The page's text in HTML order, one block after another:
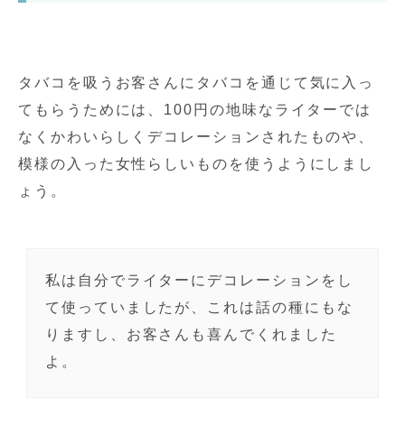
タバコを吸うお客さんにタバコを通じて気に入っ
てもらうためには、100円の地味なライターでは
なくかわいらしくデコレーションされたものや、
模様の入った女性らしいものを使うようにしまし
ょう。
私は自分でライターにデコレーションをし
て使っていましたが、これは話の種にもな
りますし、お客さんも喜んでくれました
よ。